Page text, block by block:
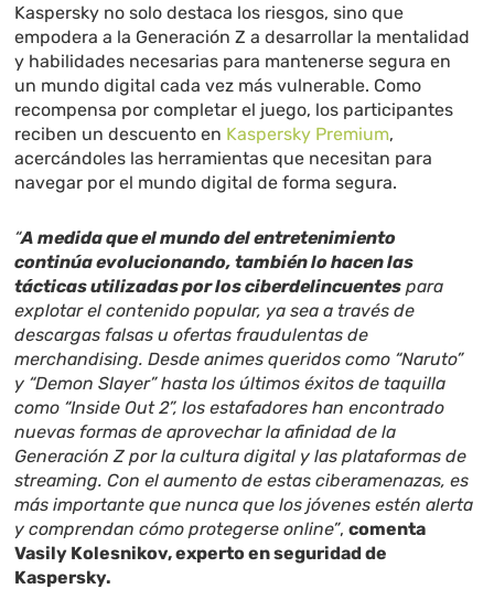
Kaspersky no solo destaca los riesgos, sino que
empodera a la Generación Z a desarrollar la mentalidad
y habilidades necesarias para mantenerse segura en
un mundo digital cada vez más vulnerable. Como
recompensa por completar el juego, los participantes
reciben un descuento en Kaspersky Premium,
acercándoles las herramientas que necesitan para
navegar por el mundo digital de forma segura.
“A medida que el mundo del entretenimiento
continúa evolucionando, también lo hacen las
tácticas utilizadas por los ciberdelincuentes para
explotar el contenido popular, ya sea a través de
descargas falsas u ofertas fraudulentas de
merchandising. Desde animes queridos como “Naruto”
y “Demon Slayer” hasta los últimos éxitos de taquilla
como “Inside Out 2”, los estafadores han encontrado
nuevas formas de aprovechar la afinidad de la
Generación Z por la cultura digital y las plataformas de
streaming. Con el aumento de estas ciberamenazas, es
más importante que nunca que los jóvenes estén alerta
y comprendan cómo protegerse online”,comenta
Vasily Kolesnikov, experto en seguridad de
Kaspersky.